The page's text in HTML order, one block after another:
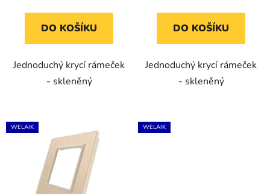
DO KOŠÍKU
Jednoduchý krycí rámeček
- skleněný
DO KOŠÍKU
Jednoduchý krycí rámeček
- skleněný
WELAIK WELAIK